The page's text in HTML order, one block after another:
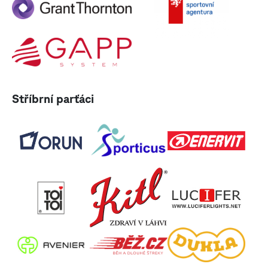
Stříbrní parťáci